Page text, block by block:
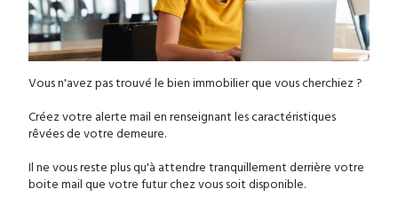
Vous n'avez pas trouvé le bien immobilier que vous cherchiez ?
Créez votre alerte mail en renseignant les caractéristiques
rêvées de votre demeure.
Il ne vous reste plus qu'à attendre tranquillement derrière votre
boite mail que votre futur chez vous soit disponible.